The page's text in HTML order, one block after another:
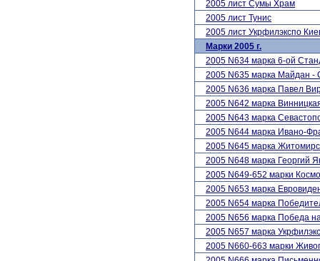
2005 лист Сумы Храм
2005 лист Тунис
2005 лист Укрфилэкспо
Марки 2005 г.
2005 N634 марка 6-ой
2005 N635 марка Майдан -
2005 N636 марка Павел
2005 N642 марка
2005 N643 марка
2005 N644 марка Ивано-
2005 N645 марка
2005 N648 марка Георгий
2005 N649-652 марки
2005 N653 марка
2005 N654 марка
2005 N656 марка Победа
2005 N657 марка
2005 N660-663 марки